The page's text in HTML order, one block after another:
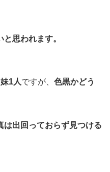
思われます。
1人ですが、 色黒かどう
は出回っておらず見つける